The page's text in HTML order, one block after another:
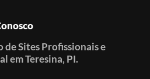
Sites Profissionais e
em Teresina, PI.